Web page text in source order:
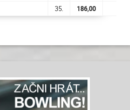
35. 186,00